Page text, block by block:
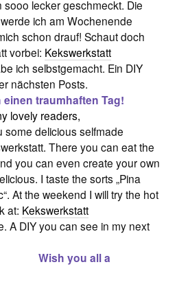
lecker geschmeckt. Die
ich am Wochenende
schon drauf! Schaut doch
vorbei: Kekswerkstatt
ich selbstgemacht. Ein DIY
nächsten Posts.
traumhaften Tag!
lovely readers,
some delicious selfmade
There you can eat the
you can even create your own
I taste the sorts „Pina
At the weekend I will try the hot
at: Kekswerkstatt
A DIY you can see in my next
Wish you all a